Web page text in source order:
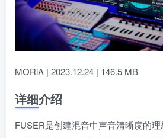
MORiA | 2023.12.24 | 146.5 MB
详细介绍
FUSER是创建混音中声音清晰度的